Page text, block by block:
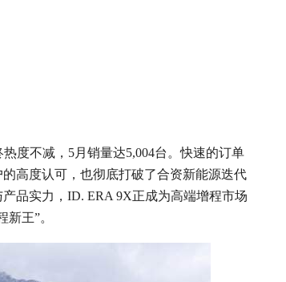
度不减，5月销量达5,004台。快速的订单
高度认可，也彻底打破了合资新能源迭代
品实力，ID. ERA 9X正成为高端增程市场
王”。